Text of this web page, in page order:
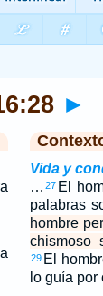
►
Vida y
… 27 El
palabras
hombre
chismoso
29 El
lo guía